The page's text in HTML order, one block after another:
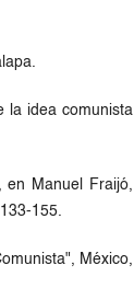
la idea comunista
en Manuel Fraijó,
155.
México,